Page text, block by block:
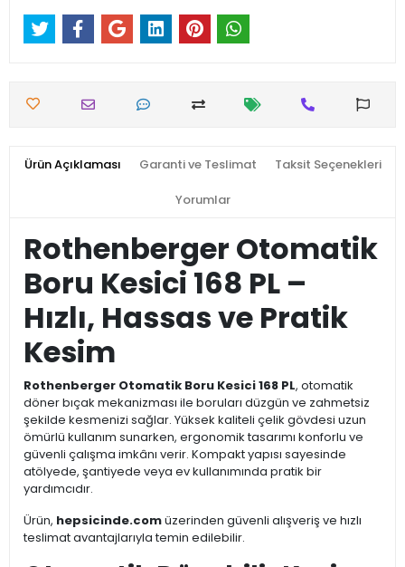
Ürün Açıklaması Garanti ve Teslimat Taksit Seçenekleri
Yorumlar
Rothenberger Otomatik
Boru Kesici 168 PL –
Hızlı, Hassas ve Pratik
Kesim
Rothenberger Otomatik Boru Kesici 168 PL, otomatik
döner bıçak mekanizması ile boruları düzgün ve zahmetsiz
şekilde kesmenizi sağlar. Yüksek kaliteli çelik gövdesi uzun
ömürlü kullanım sunarken, ergonomik tasarımı konforlu ve
güvenli çalışma imkânı verir. Kompakt yapısı sayesinde
atölyede, şantiyede veya ev kullanımında pratik bir
yardımcıdır.
Ürün, hepsicinde.comüzerinden güvenli alışveriş ve hızlı
teslimat avantajlarıyla temin edilebilir.